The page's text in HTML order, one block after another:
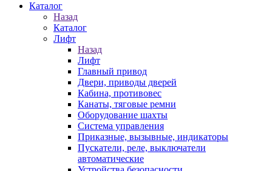
Каталог
Назад
Каталог
Лифт
Назад
Лифт
Главный привод
Двери, приводы дверей
Кабина, противовес
Канаты, тяговые ремни
Оборудование шахты
Система управления
Приказные, вызывные, индикаторы
Пускатели, реле, выключатели
автоматические